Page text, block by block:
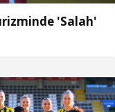
'Salah'